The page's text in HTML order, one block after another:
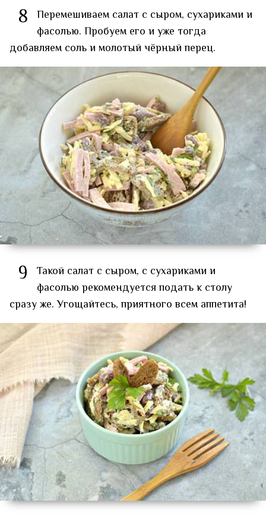
8 Перемешиваем салат с сыром, сухариками и
фасолью. Пробуем его и уже тогда
добавляем соль и молотый чёрный перец.
9
Такой салат с сыром, с сухариками и
фасолью рекомендуется подать к столу
сразу же. Угощайтесь, приятного всем аппетита!